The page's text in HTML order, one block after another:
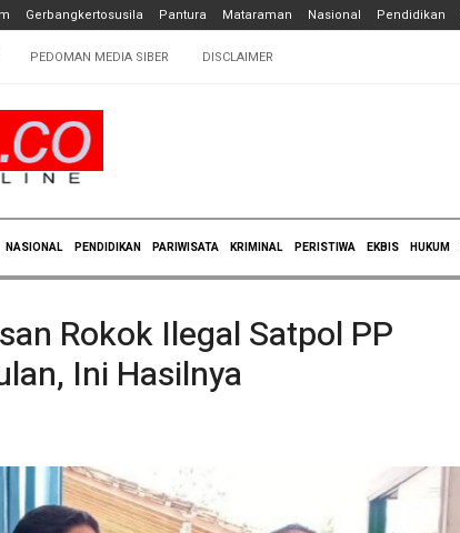
Gerbangkertosusila Pantura Mataraman Nasional Pendidikan
PEDOMAN MEDIA SIBER DISCLAIMER
NASIONAL PENDIDIKAN PARIWISATA KRIMINAL PERISTIWA EKBIS HUKUM
Rokok Ilegal Satpol PP
Ini Hasilnya